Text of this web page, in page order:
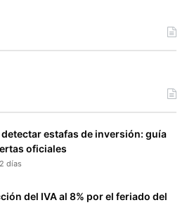
estafas de inversión: guía
oficiales
días
del IVA al 8% por el feriado del